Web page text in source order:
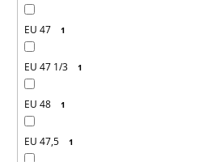
EU 47 1
EU 47 1/3 1
EU 48 1
EU 47,5 1